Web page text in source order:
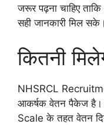
जरूर पढ़ना चाहिए
सही जानकारी मिल सके।
कितनी
NHSRCL
आकर्षक वेतन पैकेज है।
Scale के तहत वेतन